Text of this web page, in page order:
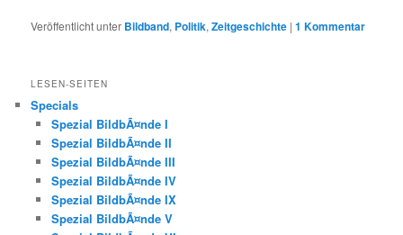
Veröffentlicht unter Bildband, Politik,Zeitgeschichte |1 Kommentar
LESEN-SEITEN
Specials
Spezial BildbÃ¤nde I
Spezial BildbÃ¤nde II
Spezial BildbÃ¤nde III
Spezial BildbÃ¤nde IV
Spezial BildbÃ¤nde IX
Spezial BildbÃ¤nde V